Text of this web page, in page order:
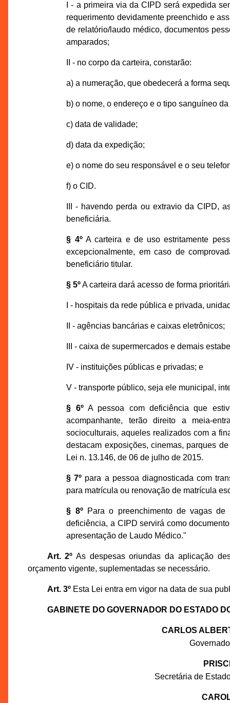
I - a primeira via da CIPD será expedida
requerimento devidamente preenchido e
de relatório/laudo médico, documentos
amparados;
II - no corpo da carteira, constarão:
a) a numeração, que obedecerá a forma
b) o nome, o endereço e o tipo sanguíneo
c) data de validade;
d) data da expedição;
e) o nome do seu responsável e o seu
f) o CID.
III - havendo perda ou extravio da CIPD,
beneficiária.
§ 4ºA carteira e de uso estritamente
excepcionalmente, em caso de
beneficiário titular.
§ 5ºA carteira dará acesso de forma
I - hospitais da rede pública e privada,
II - agências bancárias e caixas eletrônicos;
III - caixa de supermercados e demais
IV - instituições públicas e privadas; e
V - transporte público, seja ele municipal,
§ 6ºA pessoa com deficiência que
acompanhante, terão direito a meia-
socioculturais, aqueles realizados com a
destacam exposições, cinemas, parques
Lei n. 13.146, de 06 de julho de 2015.
§ 7º para a pessoa diagnosticada com
para matrícula ou renovação de matrícula
§ 8ºPara o preenchimento de vagas de
deficiência, a CIPD servirá como
apresentação de Laudo Médico."
Art. 2º As despesas oriundas da aplicação
orçamento vigente, suplementadas se necessário.
Art. 3ºEsta Lei entra em vigor na data de sua
GABINETE DO GOVERNADOR DO ESTADO
CARLOS
Secretária de